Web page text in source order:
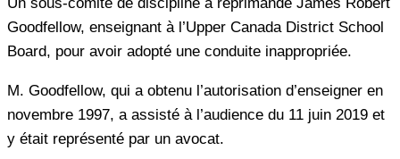
Un sous-comité de discipline a réprimandé James Robert
Goodfellow, enseignant à l’Upper Canada District School
Board, pour avoir adopté une conduite inappropriée.
M. Goodfellow, qui a obtenu l’autorisation d’enseigner en
novembre 1997, a assisté à l’audience du 11 juin 2019 et
y était représenté par un avocat.